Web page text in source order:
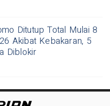
Ditutup Total Mulai 8
Akibat Kebakaran, 5
Diblokir